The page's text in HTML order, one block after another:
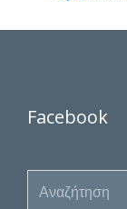
Facebook
Search for: